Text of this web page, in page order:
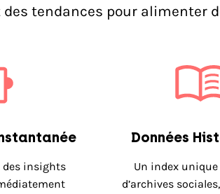
tendances pour alimenter
des insights
Données
Un index
d’archives